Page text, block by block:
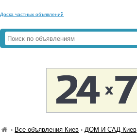
Доска частных объявлений
› Все объявления Киев ›ДОМ И САД Киев